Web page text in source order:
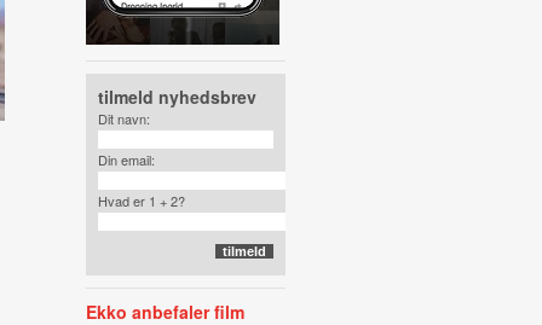
tilmeld nyhedsbrev
Dit navn:
Din email:
Hvad er 1 + 2?
Ekko anbefaler film